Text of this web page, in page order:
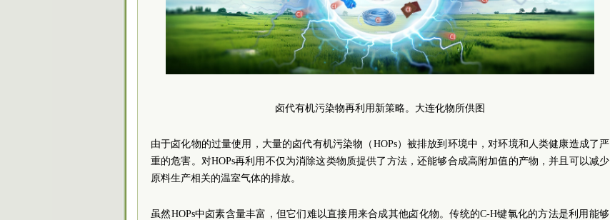
卤代有机污染物再利用新策略。大连化物所供图
由于卤化物的过量使用，大量的卤代有机污染物（HOPs）被排放到环境中，对环境和人类健康造成了严
重的危害。对HOPs再利用不仅为消除这类物质提供了方法，还能够合成高附加值的产物，并且可以减少
原料生产相关的温室气体的排放。
虽然HOPs中卤素含量丰富，但它们难以直接用来合成其他卤化物。传统的C-H键氯化的方法是利用能够